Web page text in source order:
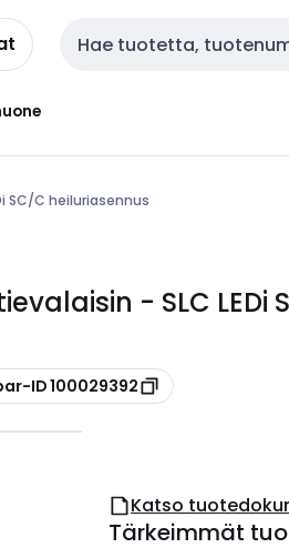
Haku
SC/C heiluriasennus
- SLC
ID 100029392
Katso
Tärkeimmät